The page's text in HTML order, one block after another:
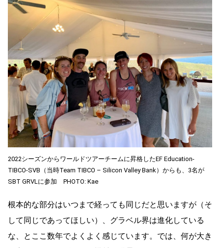
2022シーズンからワールドツアーチームに昇格したEF Education-
TIBCO-SVB（当時Team TIBCO – Silicon Valley Bank）からも、3名が
SBT GRVLに参加 PHOTO: Kae
根本的な部分はいつまで経っても同じだと思いますが（そ
して同じであってほしい）、グラベル界は進化している
な、とここ数年でよくよく感じています。では、何が大き